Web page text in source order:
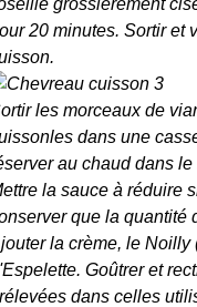
grossièrement
20 minutes. Sortir et
les morceaux de
dans une
au chaud dans le
la sauce à réduire
que la quantité
la crème, le Noilly
Goûtrer et
dans celles